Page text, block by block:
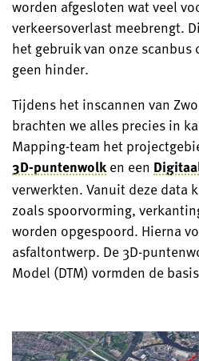
worden afgesloten wat veel
verkeersoverlast meebrengt.
het gebruik van onze
geen hinder.
Tijdens het inscannen van
brachten we alles precies in
Mapping-team het
3D-puntenwolken een
verwerkten. Vanuit deze data
zoals spoorvorming,
worden opgespoord. Hierna
asfaltontwerp. De 3D-
Model (DTM) vormden de